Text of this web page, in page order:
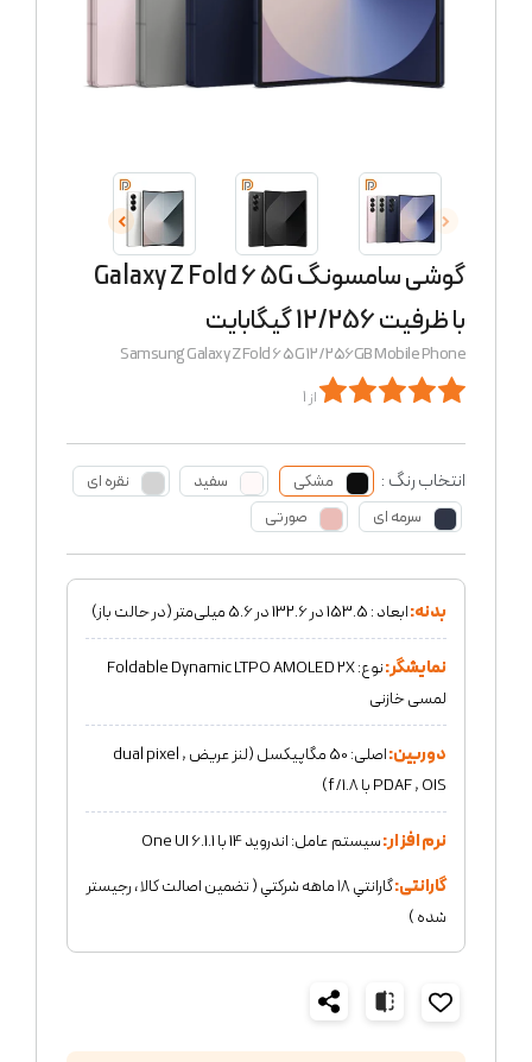
گوشی سامسونگ Galaxy Z Fold 6 5G
با ظرفیت 12/256 گیگابایت
Samsung Galaxy Z Fold 6 5G 12/256GB Mobile Phone
از 1
انتخاب رنگ : مشکی سفید
نقره ای
سرمه ای
صورتی
بدنه:ابعاد : 153.5 در 132.6 در 5.6 میلی‌متر (در حالت باز)
نمایشگر:
نوع: Foldable Dynamic LTPO AMOLED 2X
لمسی خازنی
دوربین:
اصلی: 50 مگاپیکسل (لنز عریض , dual pixel
PDAF , OIS با f/1.8)
نرم افزار:سیستم‌ عامل: اندروید 14 با One UI 6.1.1
گارانتی:
گارانتي ١٨ ماهه شركتي ( تضمين اصالت كالا ، رجيستر
شده )